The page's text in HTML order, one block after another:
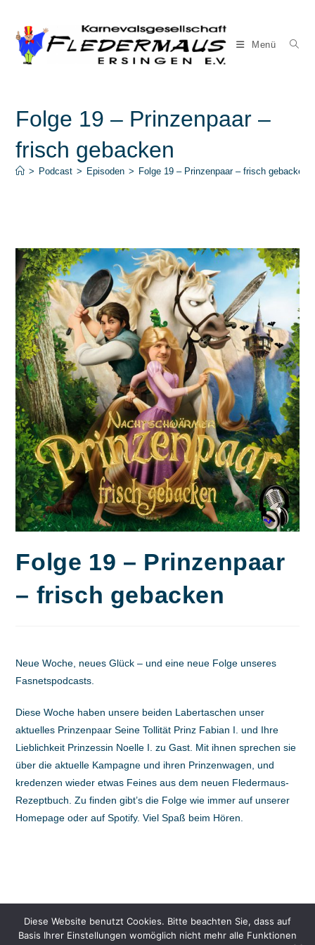
springen
Menü
Folge 19 – Prinzenpaar –
frisch gebacken
> Podcast > Episoden > Folge 19 – Prinzenpaar – frisch gebacken
Folge 19 – Prinzenpaar
– frisch gebacken
Neue Woche, neues Glück – und eine neue Folge unseres
Fasnetspodcasts.
Diese Woche haben unsere beiden Labertaschen unser
aktuelles Prinzenpaar Seine Tollität Prinz Fabian I. und Ihre
Lieblichkeit Prinzessin Noelle I. zu Gast. Mit ihnen sprechen sie
über die aktuelle Kampagne und ihren Prinzenwagen, und
kredenzen wieder etwas Feines aus dem neuen Fledermaus-
Rezeptbuch. Zu finden gibt’s die Folge wie immer auf unserer
Homepage oder auf Spotify. Viel Spaß beim Hören.
Diese Website benutzt Cookies. Bitte beachten Sie, dass auf
Basis Ihrer Einstellungen womöglich nicht mehr alle Funktionen